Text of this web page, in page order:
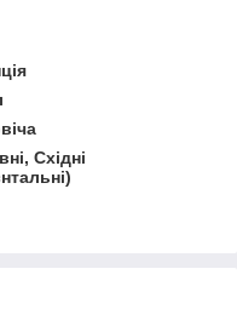
Східні